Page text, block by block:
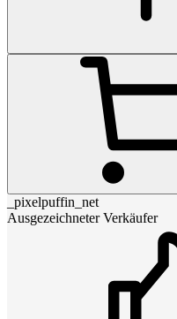
_pixelpuffin_net
Ausgezeichneter Verkäufer